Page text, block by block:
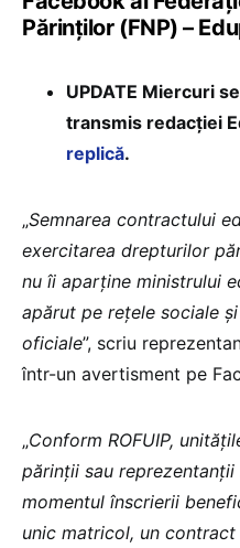
Părinților (FNP) –
UPDATE Miercuri
transmis redacției
replică.
„Semnarea contractului
exercitarea drepturilor
nu îi aparține ministrului
apărut pe rețele sociale
oficiale”, scriu
într-un avertisment pe
„Conform ROFUIP,
părinții sau
momentul înscrierii
unic matricol, un